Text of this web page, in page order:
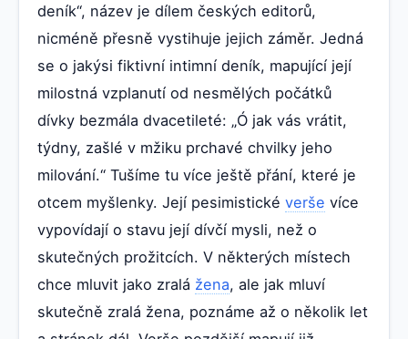
deník“, název je dílem českých editorů,
nicméně přesně vystihuje jejich záměr. Jedná
se o jakýsi fiktivní intimní deník, mapující její
milostná vzplanutí od nesmělých počátků
dívky bezmála dvacetileté: „Ó jak vás vrátit,
týdny, zašlé v mžiku prchavé chvilky jeho
milování.“ Tušíme tu více ještě přání, které je
otcem myšlenky. Její pesimistické verše více
vypovídají o stavu její dívčí mysli, než o
skutečných prožitcích. V některých místech
chce mluvit jako zralá žena, ale jak mluví
skutečně zralá žena, poznáme až o několik let